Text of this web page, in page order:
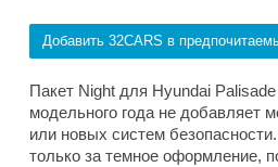
Добавить 32CARS в
Пакет Night для Hyundai
модельного года не добавляет
или новых систем
только за темное оформление,